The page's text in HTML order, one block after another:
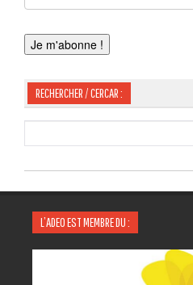
RECHERCHER / CERCAR :
L’ADEO EST MEMBRE DU :